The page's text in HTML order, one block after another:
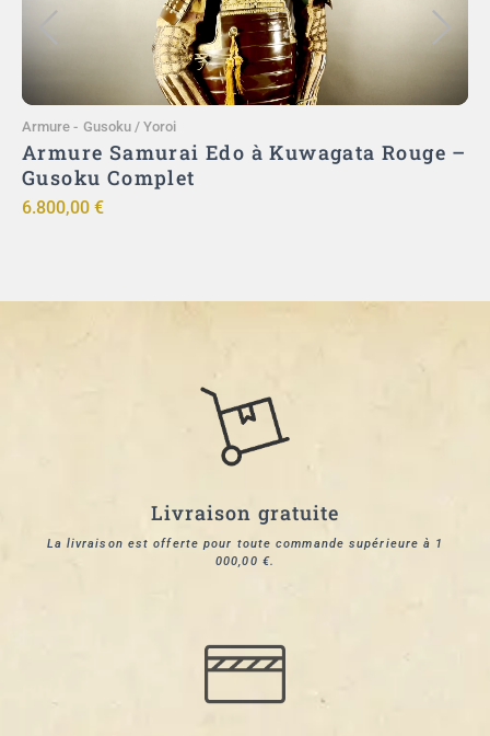
Armure - Gusoku / Yoroi
Armure Samurai Edo à Kuwagata Rouge –
Gusoku Complet
6.800,00 €
Livraison gratuite
La livraison est offerte pour toute commande supérieure à 1
000,00 €.